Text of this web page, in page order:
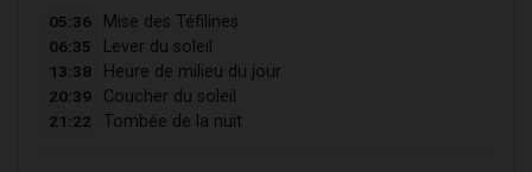
05:36 Mise des Téfilines
06:35 Lever du soleil
13:38 Heure de milieu du jour
20:39 Coucher du soleil
21:22 Tombée de la nuit